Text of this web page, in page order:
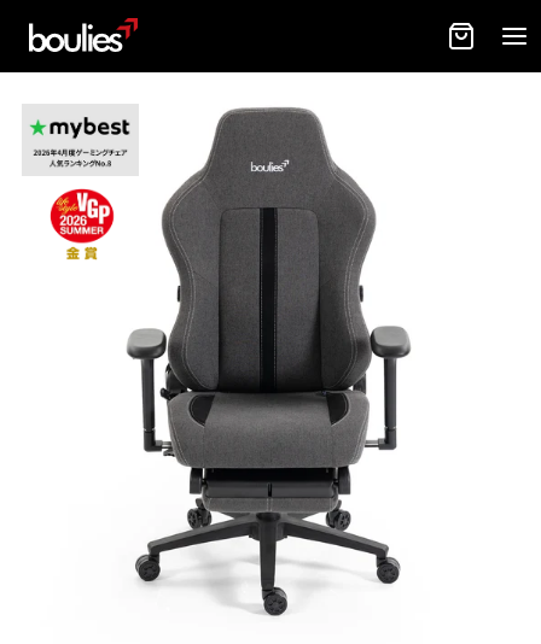
【公
Boulies
チ
ゲ
ー
ミ
ン
グ
チ
ェ